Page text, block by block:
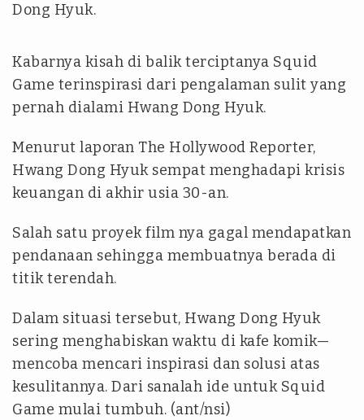
Dong Hyuk.
Kabarnya kisah di balik terciptanya Squid
Game terinspirasi dari pengalaman sulit yang
pernah dialami Hwang Dong Hyuk.
Menurut laporan The Hollywood Reporter,
Hwang Dong Hyuk sempat menghadapi krisis
keuangan di akhir usia 30-an.
Salah satu proyek film nya gagal mendapatkan
pendanaan sehingga membuatnya berada di
titik terendah.
Dalam situasi tersebut, Hwang Dong Hyuk
sering menghabiskan waktu di kafe komik—
mencoba mencari inspirasi dan solusi atas
kesulitannya. Dari sanalah ide untuk Squid
Game mulai tumbuh. (ant/nsi)